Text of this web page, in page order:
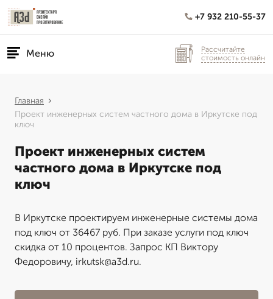
+7 932 210-55-37
Меню
Рассчитайте
стоимость онлайн
Главная
Проект инженерных систем частного дома в Иркутске под
ключ
Проект инженерных систем
частного дома в Иркутске под
ключ
В Иркутске проектируем инженерные системы дома
под ключ от 36467 руб. При заказе услуги под ключ
скидка от 10 процентов. Запрос КП Виктору
Федоровичу, irkutsk@a3d.ru.